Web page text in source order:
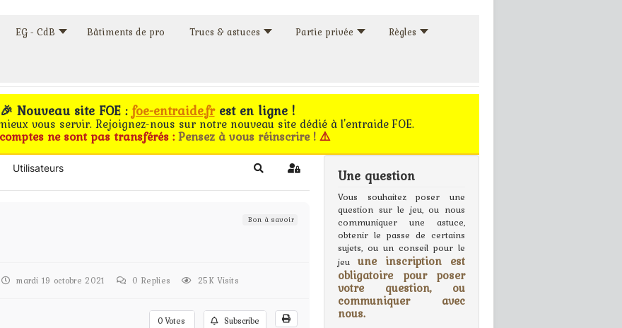
EG - CdB Bâtiments de pro Trucs & astuces Partie privée Règles
🎉 Nouveau site FOE :foe-entraide.frest en ligne !
vous servir. Rejoignez-nous sur notre nouveau site dédié à l'entraide FOE.
ne sont pas transférés :Pensez à vous réinscrire !⚠️
Utilisateurs Search Sign In
Bon à savoir
mardi 19 octobre 2021 0 Replies 25K Visits
0Votes Subscribe
Une question
Vous souhaitez poser une
question sur le jeu, ou nous
communiquer une astuce,
obtenir le passe de certains
sujets, ou un conseil pour le
jeu une inscription est
obligatoire pour poser
votre question, ou
communiquer avec
nous.